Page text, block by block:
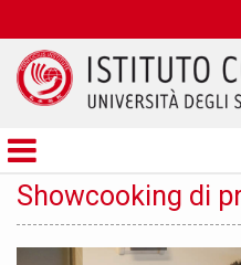
Confucio
Showcooking di